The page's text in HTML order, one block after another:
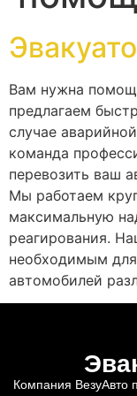
Вам нужна
предлагаем
случае
команда
перевозить ваш
Мы работаем
максимальную
реагирования.
необходимым
автомобилей
Компания ВезуАвто